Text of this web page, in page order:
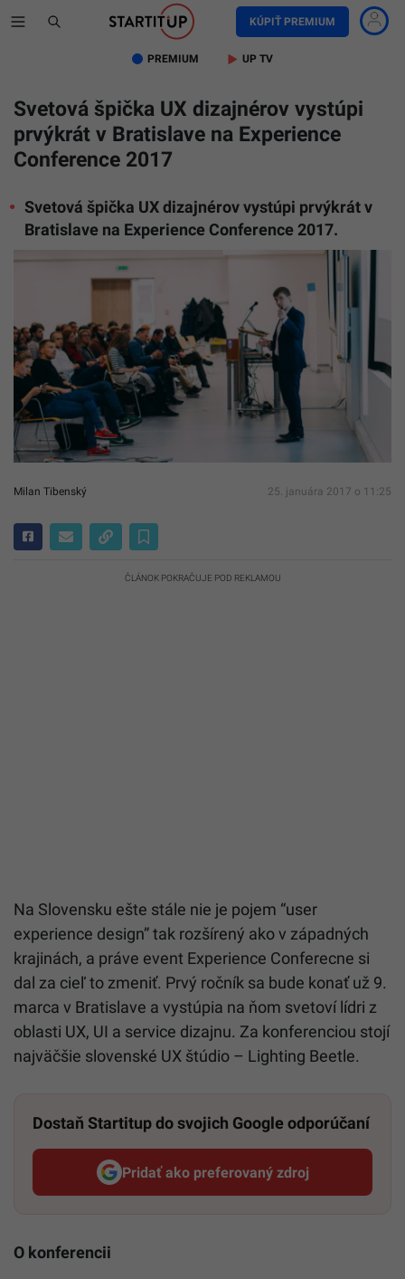
KÚPIŤ PREMIUM
PREMIUM UP TV
Svetová špička UX dizajnérov vystúpi
prvýkrát v Bratislave na Experience
Conference 2017
Svetová špička UX dizajnérov vystúpi prvýkrát v
Bratislave na Experience Conference 2017.
Milan Tibenský 25. januára 2017 o 11:25
ČLÁNOK POKRAČUJE POD REKLAMOU
Na Slovensku ešte stále nie je pojem “user
experience design” tak rozšírený ako v západných
krajinách, a práve event Experience Conferecne si
dal za cieľ to zmeniť. Prvý ročník sa bude konať už 9.
marca v Bratislave a vystúpia na ňom svetoví lídri z
oblasti UX, UI a service dizajnu. Za konferenciou stojí
najväčšie slovenské UX štúdio – Lighting Beetle.
Dostaň Startitup do svojich Google odporúčaní
Pridať ako preferovaný zdroj
Startitup, odkaz sa otvorí v
O konferencii